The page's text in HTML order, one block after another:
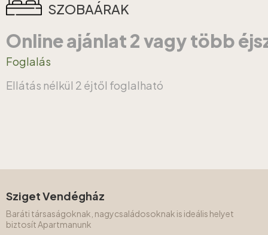
SZOBAÁRAK
Online ajánlat 2 vagy több
Foglalás
Ellátás nélkül 2 éjtől foglalható
Sziget Vendégház
Baráti társaságoknak, nagycsaládosoknak is ideális helyet
biztosít Apartmanunk